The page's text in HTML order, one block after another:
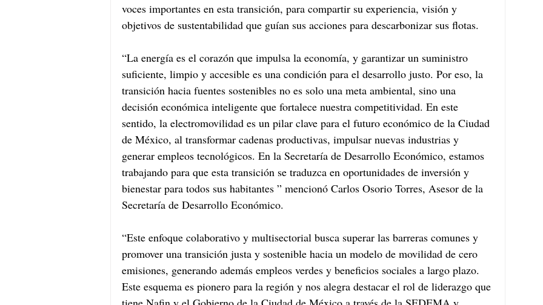
voces importantes en esta transición, para compartir su experiencia, visión y
objetivos de sustentabilidad que guían sus acciones para descarbonizar sus flotas.
“La energía es el corazón que impulsa la economía, y garantizar un suministro
suficiente, limpio y accesible es una condición para el desarrollo justo. Por eso, la
transición hacia fuentes sostenibles no es solo una meta ambiental, sino una
decisión económica inteligente que fortalece nuestra competitividad. En este
sentido, la electromovilidad es un pilar clave para el futuro económico de la Ciudad
de México, al transformar cadenas productivas, impulsar nuevas industrias y
generar empleos tecnológicos. En la Secretaría de Desarrollo Económico, estamos
trabajando para que esta transición se traduzca en oportunidades de inversión y
bienestar para todos sus habitantes ” mencionó Carlos Osorio Torres, Asesor de la
Secretaría de Desarrollo Económico.
“Este enfoque colaborativo y multisectorial busca superar las barreras comunes y
promover una transición justa y sostenible hacia un modelo de movilidad de cero
emisiones, generando además empleos verdes y beneficios sociales a largo plazo.
Este esquema es pionero para la región y nos alegra destacar el rol de liderazgo que